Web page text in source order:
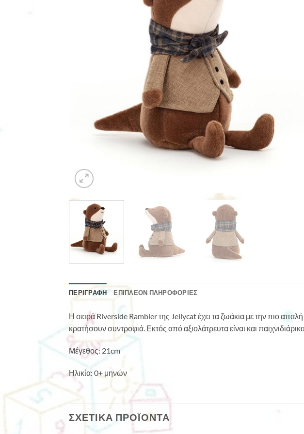
ΠΕΡΙΓΡΑΦΉ ΕΠΙΠΛΈΟΝ ΠΛΗΡΟΦΟΡΊΕΣ
Η σειρά Riverside Rambler της Jellycat έχει τα ζωάκια με την πιο
κρατήσουν συντροφιά. Εκτός από αξιολάτρευτα είναι και
Μέγεθος: 21cm
Ηλικία: 0+ μηνών
ΣΧΕΤΙΚΆ ΠΡΟΪΌΝΤΑ